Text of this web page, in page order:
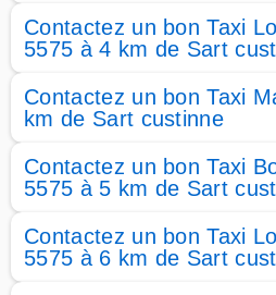
Contactez un bon Taxi
5575 à 4 km de Sart
Contactez un bon Taxi
km de Sart custinne
Contactez un bon Taxi
5575 à 5 km de Sart
Contactez un bon Taxi
5575 à 6 km de Sart